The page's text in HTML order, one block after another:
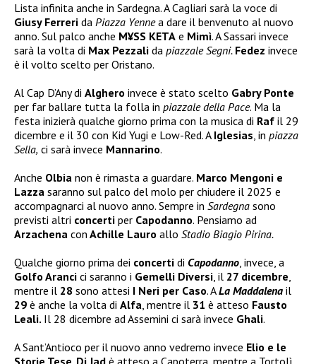
Lista infinita anche in Sardegna. A Cagliari sarà la voce di
Giusy Ferreri da Piazza Yennea dare il benvenuto al nuovo
anno. Sul palco anche M¥SS KETA e Mimì. A Sassari invece
sarà la volta di Max Pezzali da piazzale Segni. Fedez invece
è il volto scelto per Oristano.
Al Cap D’Any di Alghero invece è stato scelto Gabry Ponte
per far ballare tutta la folla in piazzale della Pace. Ma la
festa inizierà qualche giorno prima con la musica di Raf il 29
dicembre e il 30 con Kid Yugi e Low-Red. A Iglesias, in piazza
Sella, ci sarà invece Mannarino.
Anche Olbia non è rimasta a guardare. Marco Mengoni e
Lazza saranno sul palco del molo per chiudere il 2025 e
accompagnarci al nuovo anno. Sempre in Sardegna sono
previsti altri concerti per Capodanno. Pensiamo ad
Arzachena con Achille Lauro allo Stadio Biagio Pirina.
Qualche giorno prima dei concerti di Capodanno, invece, a
Golfo Aranci ci saranno i Gemelli Diversi, il 27 dicembre,
mentre il 28 sono attesi I Neri per Caso. ALa Maddalena il
29 è anche la volta di Alfa, mentre il 31 è atteso Fausto
Leali. Il 28 dicembre ad Assemini ci sarà invece Ghali.
A Sant’Antioco per il nuovo anno vedremo invece Elio e le